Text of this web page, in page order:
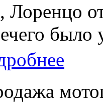
Лоренцо
было